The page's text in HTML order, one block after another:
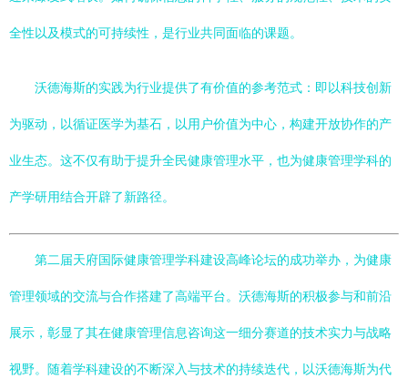
全性以及模式的可持续性，是行业共同面临的课题。
沃德海斯的实践为行业提供了有价值的参考范式：即以科技创新
为驱动，以循证医学为基石，以用户价值为中心，构建开放协作的产
业生态。这不仅有助于提升全民健康管理水平，也为健康管理学科的
产学研用结合开辟了新路径。
第二届天府国际健康管理学科建设高峰论坛的成功举办，为健康
管理领域的交流与合作搭建了高端平台。沃德海斯的积极参与和前沿
展示，彰显了其在健康管理信息咨询这一细分赛道的技术实力与战略
视野。随着学科建设的不断深入与技术的持续迭代，以沃德海斯为代